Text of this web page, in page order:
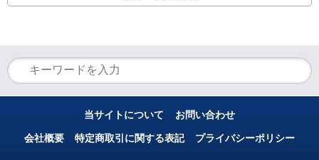
当サイトについて お問い合わせ
会社概要 特定商取引に関する表記 プライバシーポリシー